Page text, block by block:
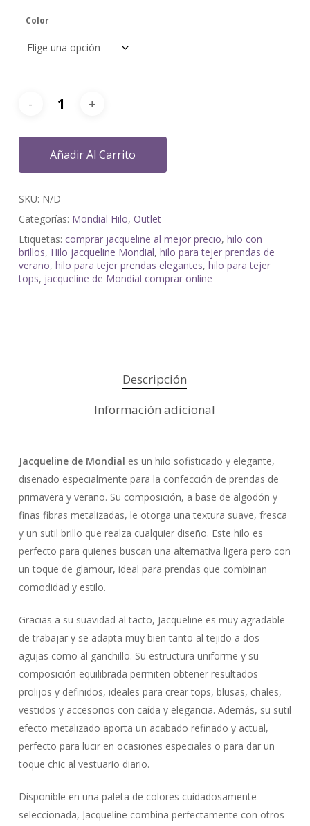
Color
Añadir Al Carrito
SKU: N/D
Categorías: Mondial Hilo, Outlet
Etiquetas: comprar jacqueline al mejor precio, hilo con
brillos, Hilo jacqueline Mondial, hilo para tejer prendas de
verano, hilo para tejer prendas elegantes, hilo para tejer
tops, jacqueline de Mondial comprar online
Descripción
Información adicional
Jacqueline de Mondial es un hilo sofisticado y elegante,
diseñado especialmente para la confección de prendas de
primavera y verano. Su composición, a base de algodón y
finas fibras metalizadas, le otorga una textura suave, fresca
y un sutil brillo que realza cualquier diseño. Este hilo es
perfecto para quienes buscan una alternativa ligera pero con
un toque de glamour, ideal para prendas que combinan
comodidad y estilo.
Gracias a su suavidad al tacto, Jacqueline es muy agradable
de trabajar y se adapta muy bien tanto al tejido a dos
agujas como al ganchillo. Su estructura uniforme y su
composición equilibrada permiten obtener resultados
prolijos y definidos, ideales para crear tops, blusas, chales,
vestidos y accesorios con caída y elegancia. Además, su sutil
efecto metalizado aporta un acabado refinado y actual,
perfecto para lucir en ocasiones especiales o para dar un
toque chic al vestuario diario.
Disponible en una paleta de colores cuidadosamente
seleccionada, Jacqueline combina perfectamente con otros